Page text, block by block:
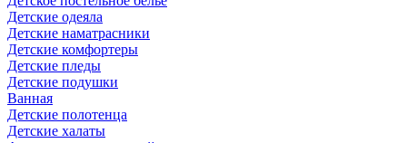
Детские одеяла
Детские наматрасники
Детские комфортеры
Детские пледы
Детские подушки
Ванная
Детские полотенца
Детские халаты